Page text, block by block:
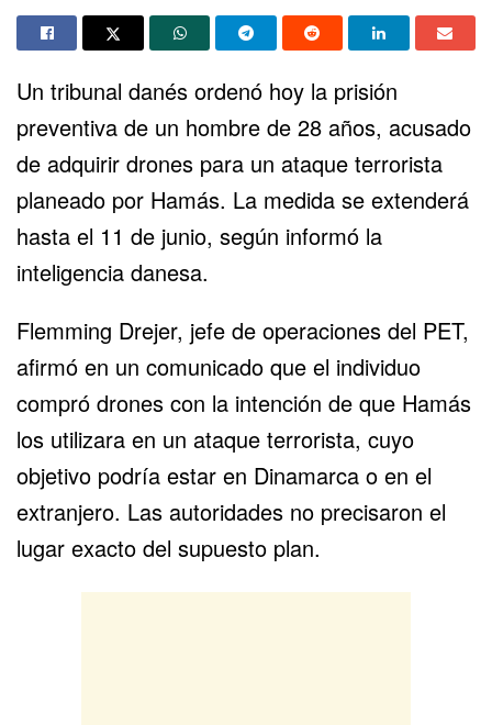
Un tribunal danés ordenó hoy la prisión
preventiva de un hombre de 28 años, acusado
de adquirir drones para un ataque terrorista
planeado por Hamás. La medida se extenderá
hasta el 11 de junio, según informó la
inteligencia danesa.
Flemming Drejer, jefe de operaciones del PET,
afirmó en un comunicado que el individuo
compró drones con la intención de que Hamás
los utilizara en un ataque terrorista, cuyo
objetivo podría estar en Dinamarca o en el
extranjero. Las autoridades no precisaron el
lugar exacto del supuesto plan.